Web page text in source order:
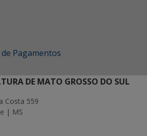
Pagamentos
DE MATO GROSSO DO SUL
Costa 559
| MS